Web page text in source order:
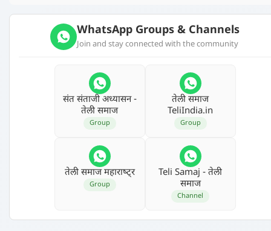
WhatsApp Groups & Channels
Join and stay connected with the community
संत संताजी अध्‍यासन -
तेली समाज
Group
तेली समाज
TeliIndia.in
Group
तेली समाज महाराष्‍ट्र
Group
Teli Samaj - तेली
समाज
Channel